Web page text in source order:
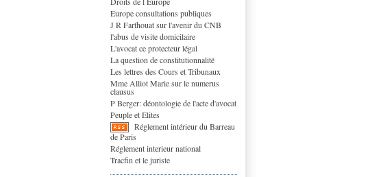
Europe consultations publiques
J R Farthouat sur l'avenir du CNB
l'abus de visite domicilaire
L'avocat ce protecteur légal
La question de constitutionnalité
Les lettres des Cours et Tribunaux
Mme Alliot Marie sur le numerus
clausus
P Berger: déontologie de l'acte d'avocat
Peuple et Elites
Réglement intérieur du Barreau
de Paris
Réglement interieur national
Tracfin et le juriste